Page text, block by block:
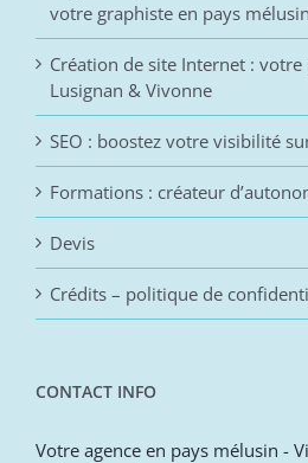
votre graphiste en pays mélusin
Création de site Internet :
Lusignan & Vivonne
SEO : boostez votre visibilité
Formations : créateur
Devis
Crédits – politique de
CONTACT INFO
Votre agence en pays mélusin -